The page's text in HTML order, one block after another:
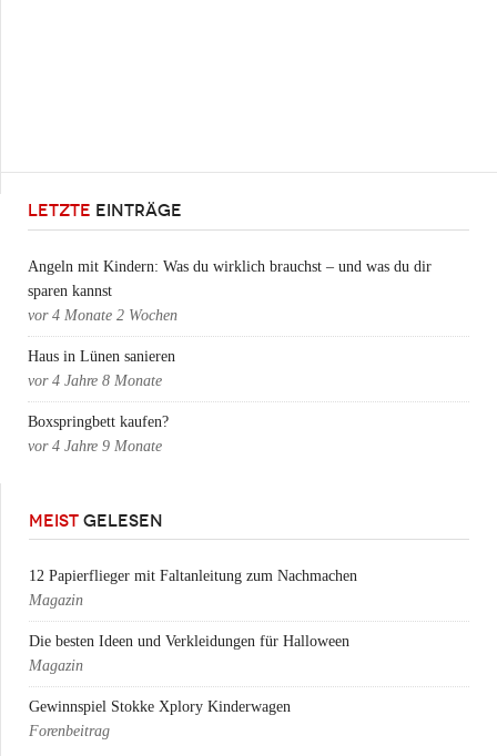
LETZTE EINTRÄGE
Angeln mit Kindern: Was du wirklich brauchst – und was du dir
sparen kannst
vor 4 Monate 2 Wochen
Haus in Lünen sanieren
vor 4 Jahre 8 Monate
Boxspringbett kaufen?
vor 4 Jahre 9 Monate
MEIST GELESEN
12 Papierflieger mit Faltanleitung zum Nachmachen
Magazin
Die besten Ideen und Verkleidungen für Halloween
Magazin
Gewinnspiel Stokke Xplory Kinderwagen
Forenbeitrag